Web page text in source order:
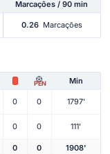
Marcações / 90 min
0.26 Marcações
PEN Min
0 0 1797'
0 0 111'
0 0 1908'